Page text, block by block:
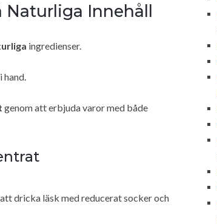
Innehåll
ingredienser.
hand.
genom att erbjuda varor med både
dricka läsk med reducerat socker och